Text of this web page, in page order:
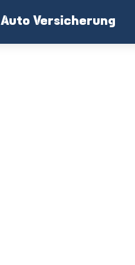
Auto Versicherung